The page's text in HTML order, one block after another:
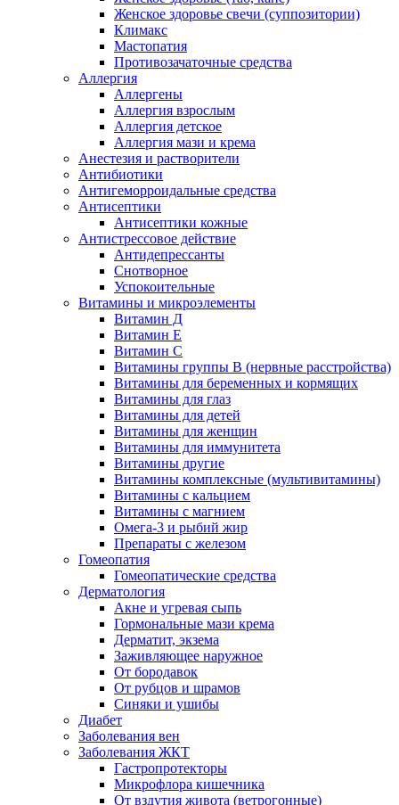
Женское здоровье свечи (суппозитории)
Климакс
Мастопатия
Противозачаточные средства
Аллергия
Аллергены
Аллергия взрослым
Аллергия детское
Аллергия мази и крема
Анестезия и растворители
Антибиотики
Антигеморроидальные средства
Антисептики
Антисептики кожные
Антистрессовое действие
Антидепрессанты
Снотворное
Успокоительные
Витамины и микроэлементы
Витамин Д
Витамин Е
Витамин С
Витамины группы В (нервные расстройства)
Витамины для беременных и кормящих
Витамины для глаз
Витамины для детей
Витамины для женщин
Витамины для иммунитета
Витамины другие
Витамины комплексные (мультивитамины)
Витамины с кальцием
Витамины с магнием
Омега-3 и рыбий жир
Препараты с железом
Гомеопатия
Гомеопатические средства
Дерматология
Акне и угревая сыпь
Гормональные мази крема
Дерматит, экзема
Заживляющее наружное
От бородавок
От рубцов и шрамов
Синяки и ушибы
Диабет
Заболевания вен
Заболевания ЖКТ
Гастропротекторы
Микрофлора кишечника
От вздутия живота (ветрогонные)